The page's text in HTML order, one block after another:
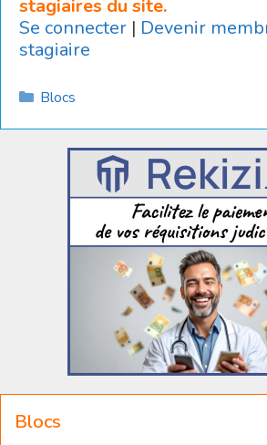
stagiaires du site.
Se connecter | Devenir
stagiaire
Catégories
Blocs
Blocs